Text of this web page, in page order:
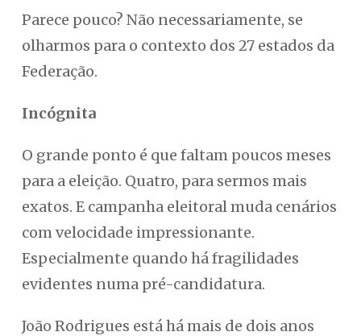
Parece pouco? Não necessariamente, se
olharmos para o contexto dos 27 estados da
Federação.
Incógnita
O grande ponto é que faltam poucos meses
para a eleição. Quatro, para sermos mais
exatos. E campanha eleitoral muda cenários
com velocidade impressionante.
Especialmente quando há fragilidades
evidentes numa pré-candidatura.
João Rodrigues está há mais de dois anos